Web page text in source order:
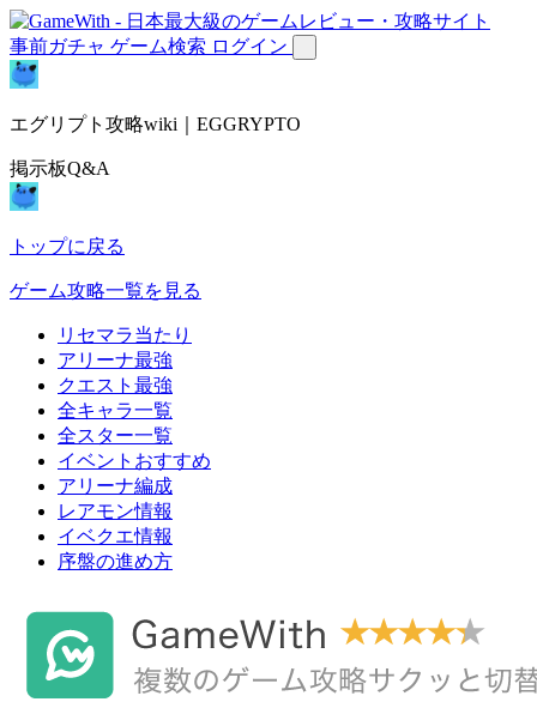
事前ガチャ ゲーム検索 ログイン
エグリプト攻略wiki｜EGGRYPTO
掲示板Q&A
トップに戻る
ゲーム攻略一覧を見る
リセマラ当たり
アリーナ最強
クエスト最強
全キャラ一覧
全スター一覧
イベントおすすめ
アリーナ編成
レアモン情報
イベクエ情報
序盤の進め方